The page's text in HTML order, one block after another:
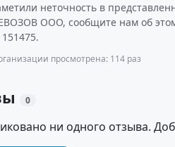
неточность в
ООО, сообщите нам об
просмотрена: 114 раз
0
ни одного отзыва.